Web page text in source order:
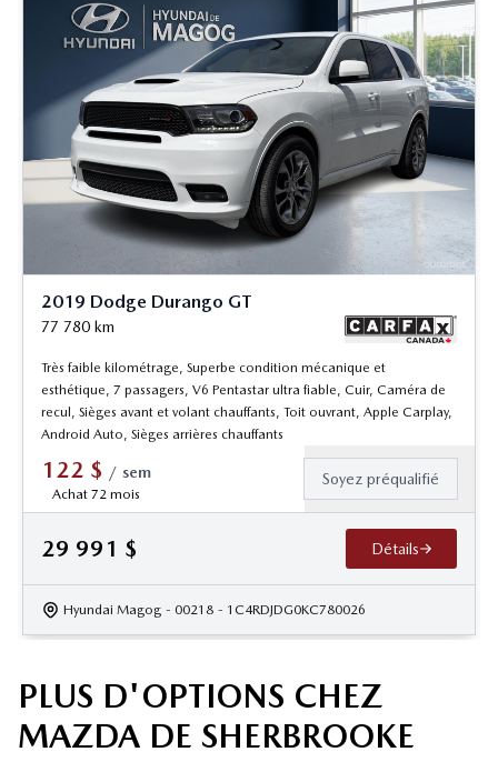
2019 Dodge Durango GT
77 780 km
Très faible kilométrage, Superbe condition mécanique et
esthétique, 7 passagers, V6 Pentastar ultra fiable, Cuir, Caméra de
recul, Sièges avant et volant chauffants, Toit ouvrant, Apple Carplay,
Android Auto, Sièges arrières chauffants
122 $ / sem
Achat 72 mois
Soyez préqualifié
29 991 $ Détails
Hyundai Magog - 00218 - 1C4RDJDG0KC780026
PLUS D'OPTIONS CHEZ
MAZDA DE SHERBROOKE